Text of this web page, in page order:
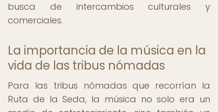
busca de intercambios culturales y
comerciales.
La importancia de la música en la
vida de las tribus nómadas
Para las tribus nómadas que recorrían la
Ruta de la Seda, la música no solo era un